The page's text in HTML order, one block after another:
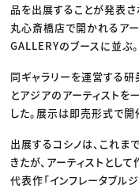
品を出展することが発表
丸心斎橋店で開かれるアー
GALLERYのブースに並ぶ。
同ギャラリーを運営する
とアジアのアーティスト
した。展示は即売形式で開
出展するコシノは、これま
きたが、アーティストとし
代表作「インフレータブル